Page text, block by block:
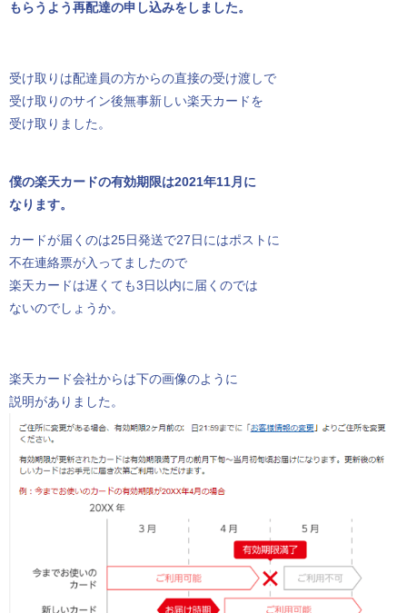
もらうよう再配達の申し込みをしました。
受け取りは配達員の方からの直接の受け渡しで
受け取りのサイン後無事新しい楽天カードを
受け取りました。
僕の楽天カードの有効期限は2021年11月に
なります。
カードが届くのは25日発送で27日にはポストに
不在連絡票が入ってましたので
楽天カードは遅くても3日以内に届くのでは
ないのでしょうか。
楽天カード会社からは下の画像のように
説明がありました。